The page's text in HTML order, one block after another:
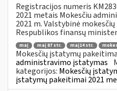
Registracijos numeris
2021 metais Mokesčiu
2021 m. Valstybinė
Respublikos finansų
maį maį 87 str. maį14 str.
Mokesčių įstatymų
administravimo įstatymas
kategorijos: Mokesčių
įstatymų pakeitimai 2021